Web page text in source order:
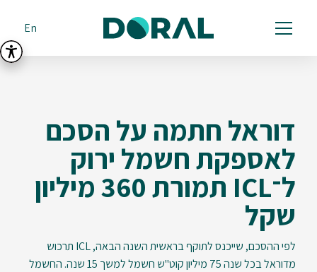
En
דוראל חתמה על הסכם
לאספקת חשמל ירוק
ל־ICL תמורת 360 מיליון
שקל
לפי ההסכם, שייכנס לתוקף בראשית השנה הבאה, ICL תרכוש
מדוראל בכל שנה 75 מיליון קוט"ש חשמל למשך 15 שנה. החשמל